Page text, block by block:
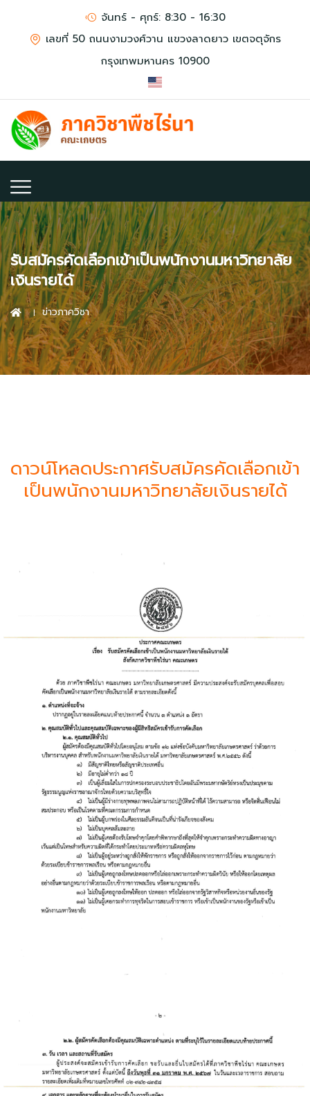
จันทร์ - ศุกร์: 8:30 - 16:30
เลขที่ 50 ถนนงามวงศ์วาน แขวงลาดยาว เขตจตุจักร
กรุงเทพมหานคร 10900
รับสมัครคัดเลือกเข้าเป็นพนักงานมหาวิทยาลัย
เงินรายได้
ข่าวภาควิชา
ดาวน์โหลดประกาศรับสมัครคัดเลือกเข้า
เป็นพนักงานมหาวิทยาลัยเงินรายได้